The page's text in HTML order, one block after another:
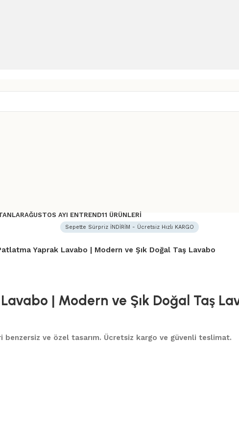
AĞUSTOS AYI ENTREND11 ÜRÜNLERI
Sepette Sürpriz İNDİRİM - Ücretsiz Hızlı KARGO
Yaprak Lavabo | Modern ve Şık Doğal Taş Lavabo
| Modern ve Şık Doğal Taş
ve özel tasarım. Ücretsiz kargo ve güvenli teslimat.